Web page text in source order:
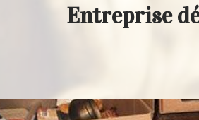
Entreprise